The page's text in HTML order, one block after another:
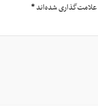
علامت‌گذاری شده‌اند*